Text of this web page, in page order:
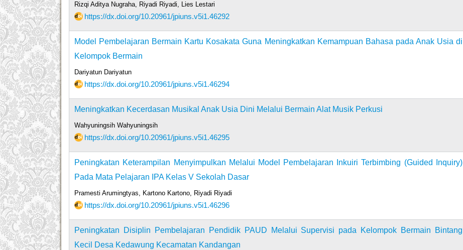
Rizqi Aditya Nugraha, Riyadi Riyadi, Lies Lestari
https://dx.doi.org/10.20961/jpiuns.v5i1.46292
Model Pembelajaran Bermain Kartu Kosakata Guna Meningkatkan Kemampuan Bahasa pada Anak Usia di
Kelompok Bermain
Dariyatun Dariyatun
https://dx.doi.org/10.20961/jpiuns.v5i1.46294
Meningkatkan Kecerdasan Musikal Anak Usia Dini Melalui Bermain Alat Musik Perkusi
Wahyuningsih Wahyuningsih
https://dx.doi.org/10.20961/jpiuns.v5i1.46295
Peningkatan Keterampilan Menyimpulkan Melalui Model Pembelajaran Inkuiri Terbimbing (Guided Inquiry)
Pada Mata Pelajaran IPA Kelas V Sekolah Dasar
Pramesti Arumingtyas, Kartono Kartono, Riyadi Riyadi
https://dx.doi.org/10.20961/jpiuns.v5i1.46296
Peningkatan Disiplin Pembelajaran Pendidik PAUD Melalui Supervisi pada Kelompok Bermain Bintang
Kecil Desa Kedawung Kecamatan Kandangan